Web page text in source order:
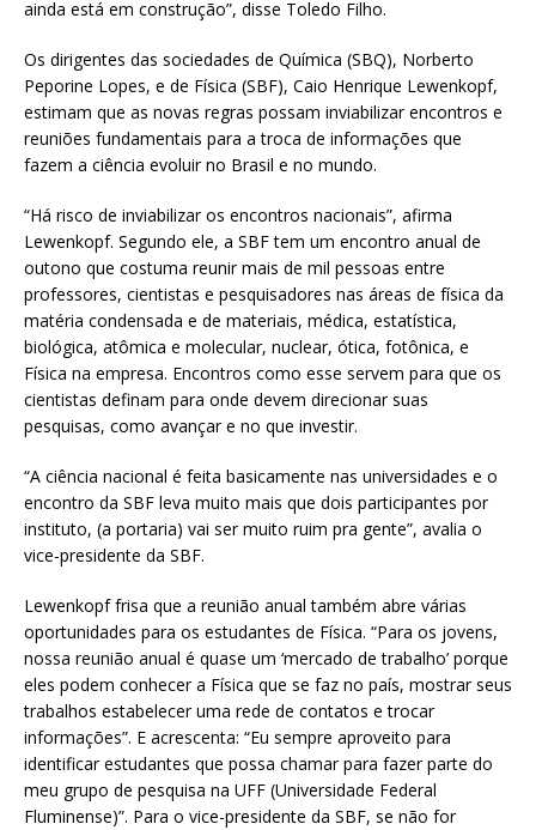
ainda está em construção”, disse Toledo Filho.
Os dirigentes das sociedades de Química (SBQ), Norberto
Peporine Lopes, e de Física (SBF), Caio Henrique Lewenkopf,
estimam que as novas regras possam inviabilizar encontros e
reuniões fundamentais para a troca de informações que
fazem a ciência evoluir no Brasil e no mundo.
“Há risco de inviabilizar os encontros nacionais”, afirma
Lewenkopf. Segundo ele, a SBF tem um encontro anual de
outono que costuma reunir mais de mil pessoas entre
professores, cientistas e pesquisadores nas áreas de física da
matéria condensada e de materiais, médica, estatística,
biológica, atômica e molecular, nuclear, ótica, fotônica, e
Física na empresa. Encontros como esse servem para que os
cientistas definam para onde devem direcionar suas
pesquisas, como avançar e no que investir.
“A ciência nacional é feita basicamente nas universidades e o
encontro da SBF leva muito mais que dois participantes por
instituto, (a portaria) vai ser muito ruim pra gente”, avalia o
vice-presidente da SBF.
Lewenkopf frisa que a reunião anual também abre várias
oportunidades para os estudantes de Física. “Para os jovens,
nossa reunião anual é quase um ‘mercado de trabalho’ porque
eles podem conhecer a Física que se faz no país, mostrar seus
trabalhos estabelecer uma rede de contatos e trocar
informações”. E acrescenta: “Eu sempre aproveito para
identificar estudantes que possa chamar para fazer parte do
meu grupo de pesquisa na UFF (Universidade Federal
Fluminense)”. Para o vice-presidente da SBF, se não for